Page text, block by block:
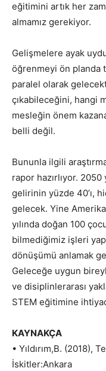
eğitimini artık her
almamız gerekiyor.
Gelişmelere ayak
öğrenmeyi ön planda
paralel olarak
çıkabileceğini, hangi
mesleğin önem
belli değil.
Bununla ilgili
rapor hazırlıyor. 2050
gelirinin yüzde 40’ı,
gelecek. Yine
yılında doğan 100
bilmediğimiz işleri
dönüşümü anlamak
Geleceğe uygun
ve disiplinlerarası
STEM eğitimine
KAYNAKÇA
• Yıldırım,B. (2018),
İskitler:Ankara